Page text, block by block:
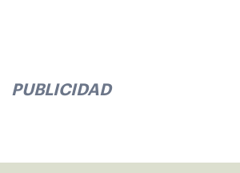
PUBLICIDAD